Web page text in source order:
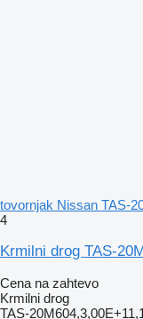
tovornjak Nissan TAS-
4
Krmilni drog TAS-
Cena na zahtevo
Krmilni drog
TAS-